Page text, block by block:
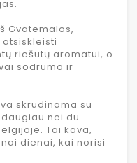
Gvatemalos,
riešutų aromatui, o
sodrumo ir
skrudinama su
nei du
Tai kava,
dienai, kai norisi